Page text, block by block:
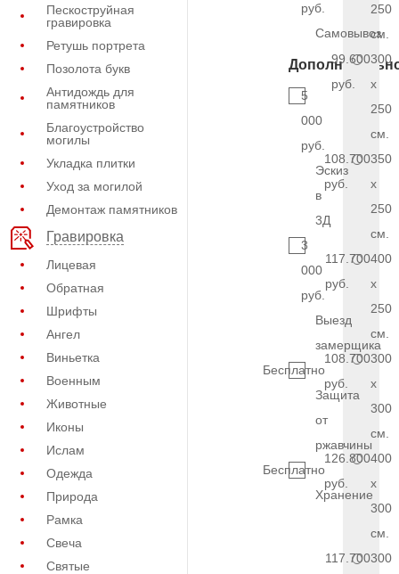
Пескоструйная
гравировка
Ретушь портрета
Позолота букв
Антидождь для
памятников
Благоустройство
могилы
Укладка плитки
Уход за могилой
Демонтаж памятников
Гравировка
Лицевая
Обратная
Шрифты
Ангел
Виньетка
Военным
Животные
Иконы
Ислам
Одежда
Природа
Рамка
Свеча
Святые
руб.
Самовывоз
5
000
руб.
Эскиз
в
3Д
3
000
руб.
Выезд
замерщика
Бесплатно
Защита
от
ржавчины
Бесплатно
Хранение
250
см.
99.600
руб.
300
x
250
см.
108.700
руб.
350
x
250
см.
117.700
руб.
400
x
250
см.
108.700
руб.
300
x
300
см.
126.800
руб.
400
x
300
см.
117.700300